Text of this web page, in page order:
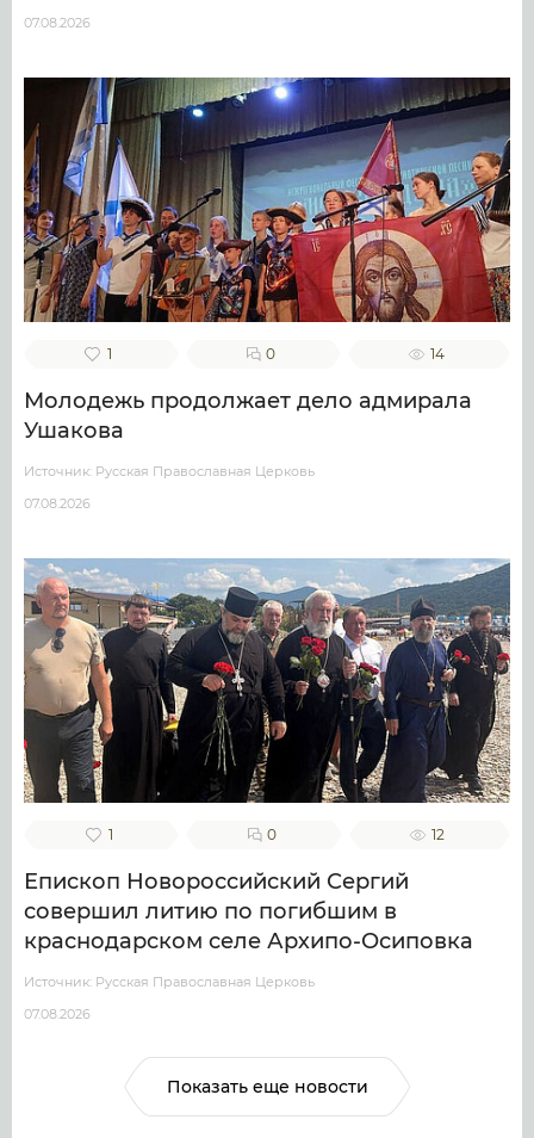
07.08.2026
1 0 14
Молодежь продолжает дело адмирала
Ушакова
Источник: Русская Православная Церковь
07.08.2026
1 0 12
Епископ Новороссийский Сергий
совершил литию по погибшим в
краснодарском селе Архипо-Осиповка
Источник: Русская Православная Церковь
07.08.2026
Показать еще новости